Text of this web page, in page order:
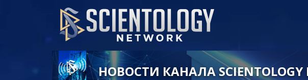
НОВОСТИ КАНАЛА SCIENTOLOGY